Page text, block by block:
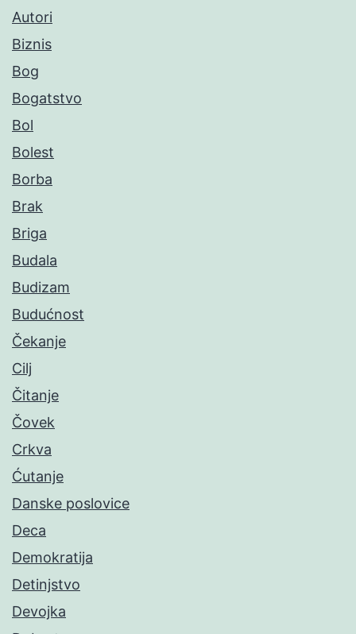
Autori
Biznis
Bog
Bogatstvo
Bol
Bolest
Borba
Brak
Briga
Budala
Budizam
Budućnost
Čekanje
Cilj
Čitanje
Čovek
Crkva
Ćutanje
Danske poslovice
Deca
Demokratija
Detinjstvo
Devojka